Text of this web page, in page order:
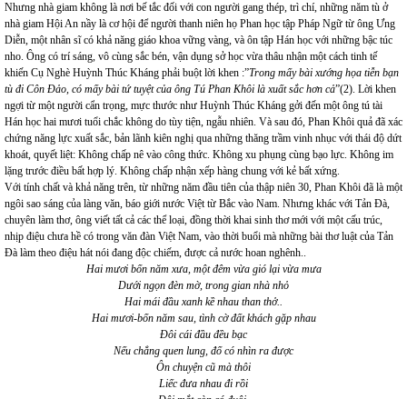
Nhưng nhà giam không là nơi bế tắc đối với con người gang thép, trì chí, những năm tù ở
nhà giam Hội An nầy là cơ hội để người thanh niên họ Phan học tập Pháp Ngữ từ ông Ưng
Diễn, một nhân sĩ có khả năng giáo khoa vững vàng, và ôn tập Hán học với những bậc túc
nho. Ông có trí sáng, vô cùng sắc bén, vận dụng sở học vừa thâu nhận một cách tinh tế
khiến Cụ Nghè Huỳnh Thúc Kháng phải buột lời khen :”Trong mấy bài xướng họa tiễn bạn
tù đi Côn Đảo, có mấy bài tứ tuyệt của ông Tú Phan Khôi là xuất sắc hơn cả”(2). Lời khen
ngợi từ một người cẩn trọng, mực thước như Huỳnh Thúc Kháng gởi đến một ông tú tài
Hán học hai mươi tuổi chắc không do tùy tiện, ngẫu nhiên. Và sau đó, Phan Khôi quả đã xác
chứng năng lực xuất sắc, bản lãnh kiên nghị qua những thăng trầm vinh nhục với thái độ dứt
khoát, quyết liệt: Không chấp nê vào công thức. Không xu phụng cùng bạo lực. Không im
lặng trước điều bất hợp lý. Không chấp nhận xếp hàng chung với kẻ bất xứng.
Với tính chất và khả năng trên, từ những năm đầu tiên của thập niên 30, Phan Khôi đã là một
ngôi sao sáng của làng văn, báo giới nước Việt từ Bắc vào Nam. Nhưng khác với Tản Đà,
chuyên làm thơ, ông viết tất cả các thể loại, đồng thời khai sinh thơ mới với một cấu trúc,
nhịp điệu chưa hề có trong văn đàn Việt Nam, vào thời buổi mà những bài thơ luật của Tản
Đà làm theo điệu hát nói đang độc chiếm, được cả nước hoan nghênh..
Hai mươi bốn năm xưa, một đêm vừa gió lại vừa mưa
Dưới ngọn đèn mờ, trong gian nhà nhỏ
Hai mái đầu xanh kề nhau than thở..
Hai mươi-bốn năm sau, tình cờ đất khách gặp nhau
Đôi cái đầu đều bạc
Nếu chẳng quen lung, đố có nhìn ra được
Ôn chuyện cũ mà thôi
Liếc đưa nhau đi rồi